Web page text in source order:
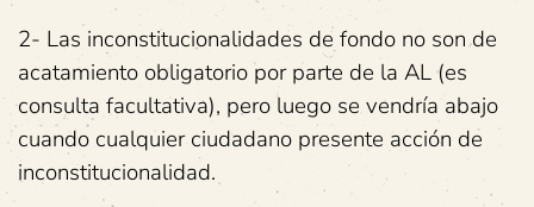
2- Las inconstitucionalidades de fondo no son de
acatamiento obligatorio por parte de la AL (es
consulta facultativa), pero luego se vendría abajo
cuando cualquier ciudadano presente acción de
inconstitucionalidad.